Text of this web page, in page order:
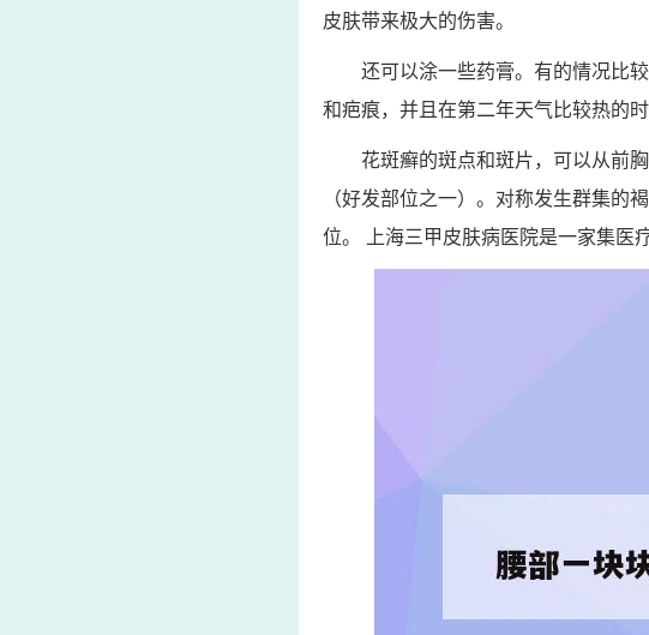
皮肤带来极大的伤害。
还可以涂一些药膏。有的情况比
和疤痕，并且在第二年天气比较热的
花斑癣的斑点和斑片，可以从前
（好发部位之一）。对称发生群集的
位。 上海三甲皮肤病医院是一家集医